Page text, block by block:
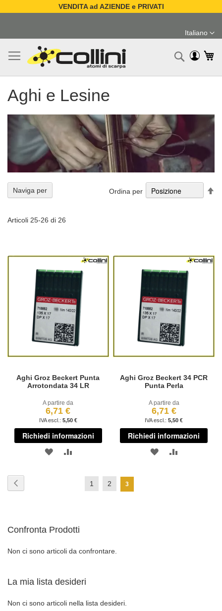
VENDITA ad AZIENDE e PRIVATI
contenuto
Lingua
Italiano
Aghi e Lesine
Articoli 25-26 di 26
Ordina per
Aghi Groz Beckert Punta
Arrotondata 34 LR
A partire da
6,71 €
5,50 €
Richiedi informazioni
AGGIUNGIAGGIUNGI
CONFRONTO
Aghi Groz Beckert 34 PCR
Punta Perla
A partire da
6,71 €
5,50 €
Richiedi informazioni
AGGIUNGI
Pagina
1 Pagina
2 Attualmente
3
Naviga per
Confronta Prodotti
Non ci sono articoli da confrontare.
La mia lista desideri
Non ci sono articoli nella lista desideri.